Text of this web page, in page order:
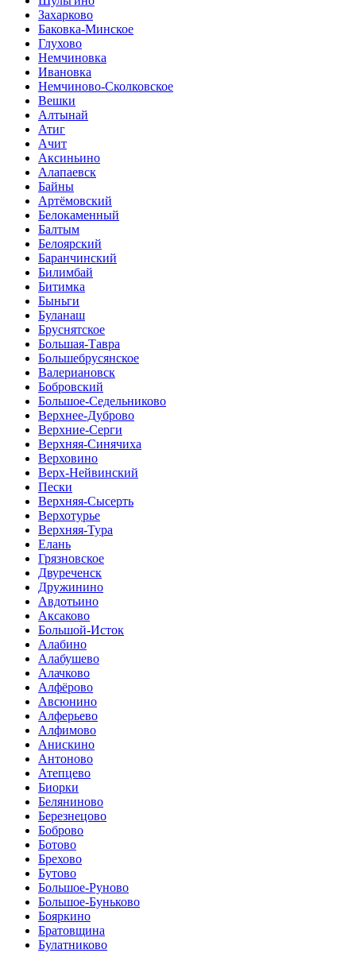
Захарково
Баковка-Минское
Глухово
Немчиновка
Ивановка
Немчиново-Сколковское
Вешки
Алтынай
Атиг
Ачит
Аксиньино
Алапаевск
Байны
Артёмовский
Белокаменный
Балтым
Белоярский
Баранчинский
Билимбай
Битимка
Быньги
Буланаш
Бруснятское
Большая-Тавра
Большебрусянское
Валериановск
Бобровский
Большое-Седельниково
Верхнее-Дуброво
Верхние-Серги
Верхняя-Синячиха
Верховино
Верх-Нейвинский
Пески
Верхняя-Сысерть
Верхотурье
Верхняя-Тура
Елань
Грязновское
Двуреченск
Дружинино
Авдотьино
Аксаково
Большой-Исток
Алабино
Алабушево
Алачково
Алфёрово
Авсюнино
Алферьево
Алфимово
Анискино
Антоново
Атепцево
Биорки
Беляниново
Березнецово
Боброво
Ботово
Брехово
Бутово
Большое-Руново
Большое-Буньково
Бояркино
Братовщина
Булатниково